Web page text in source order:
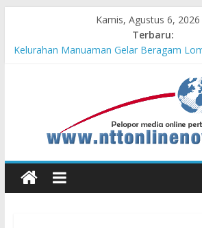
Kamis, Agustus 6, 2026
Terbaru:
Hasil KKN Kolaborasi UGM-Undana Jadi
Kelurahan Manuaman Gelar Beragam
Pengadaan Kapal PPA Perkuat
TNI AL Hadapi Ancaman Maritim Modern
Cahaya Kemerdekaan di Nonotbatan:
Honda AT Family Day Semarakkan 11